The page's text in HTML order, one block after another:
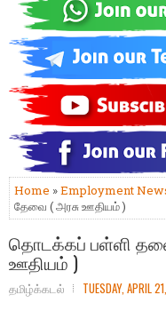
Home »Employment
தேவை ( அரசு ஊதியம் )
தொடக்கப் பள்ளி
ஊதியம் )
தமிழ்க்கடல் TUESDAY, APRIL